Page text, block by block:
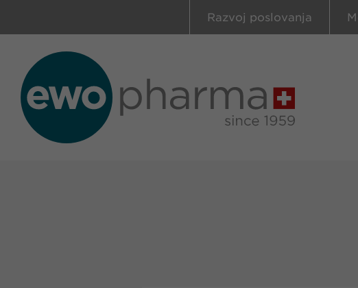
Razvoj poslovanja